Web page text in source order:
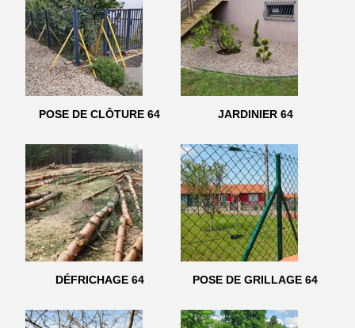
POSE DE CLÔTURE 64 JARDINIER 64
DÉFRICHAGE 64 POSE DE GRILLAGE 64